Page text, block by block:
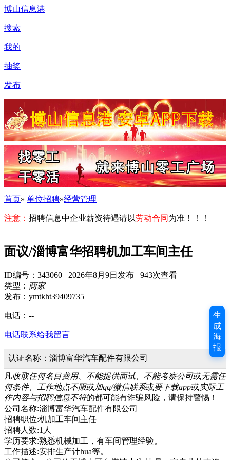
博山信息港
搜索
我的
抽奖
发布
首页» 单位招聘»经营管理
注意： 招聘信息中企业薪资待遇请以劳动合同 为准！！！
面议/淄博富华招聘机加工车间主任
ID编号：343060 2026年8月9日发布 943次查看
类型： 商家
发布：ymtkht39409735
电话： --
电话联系给我留言
认证名称：淄博富华汽车配件有限公司
凡收取任何名目费用、不能提供面试、不能考察公司或无需任
何条件、工作地点不限或加qq/微信联系或要下载app或实际工
作内容与招聘信息不符的都可能有诈骗风险，请保持警惕！
公司名称:淄博富华汽车配件有限公司
招聘职位:机加工车间主任
招聘人数:1人
学历要求:熟悉机械加工，有车间管理经验。
工作描述:安排生产计hua等。
生
成
海
报